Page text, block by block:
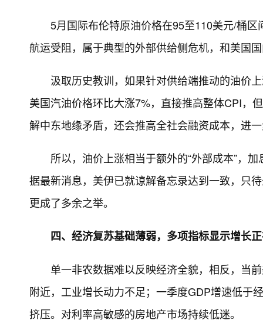
5月国际布伦特原油价格在95至110美元/桶
航运受阻，属于典型的外部供给侧危机，和美国
汲取历史教训，如果针对供给端推动的油价
美国汽油价格环比大涨7%，直接推高整体CPI，
解中东地缘矛盾，还会推高全社会融资成本，进
所以，油价上涨相当于额外的“外部成本”，
据最新消息，美伊已就谅解备忘录达到一致，只
更成了多余之举。
四、经济复苏基础薄弱，多项指标显示增长
单一非农数据难以反映经济全貌，相反，当
附近，工业增长动力不足；一季度GDP增速低于
挤压。对利率高敏感的房地产市场持续低迷。